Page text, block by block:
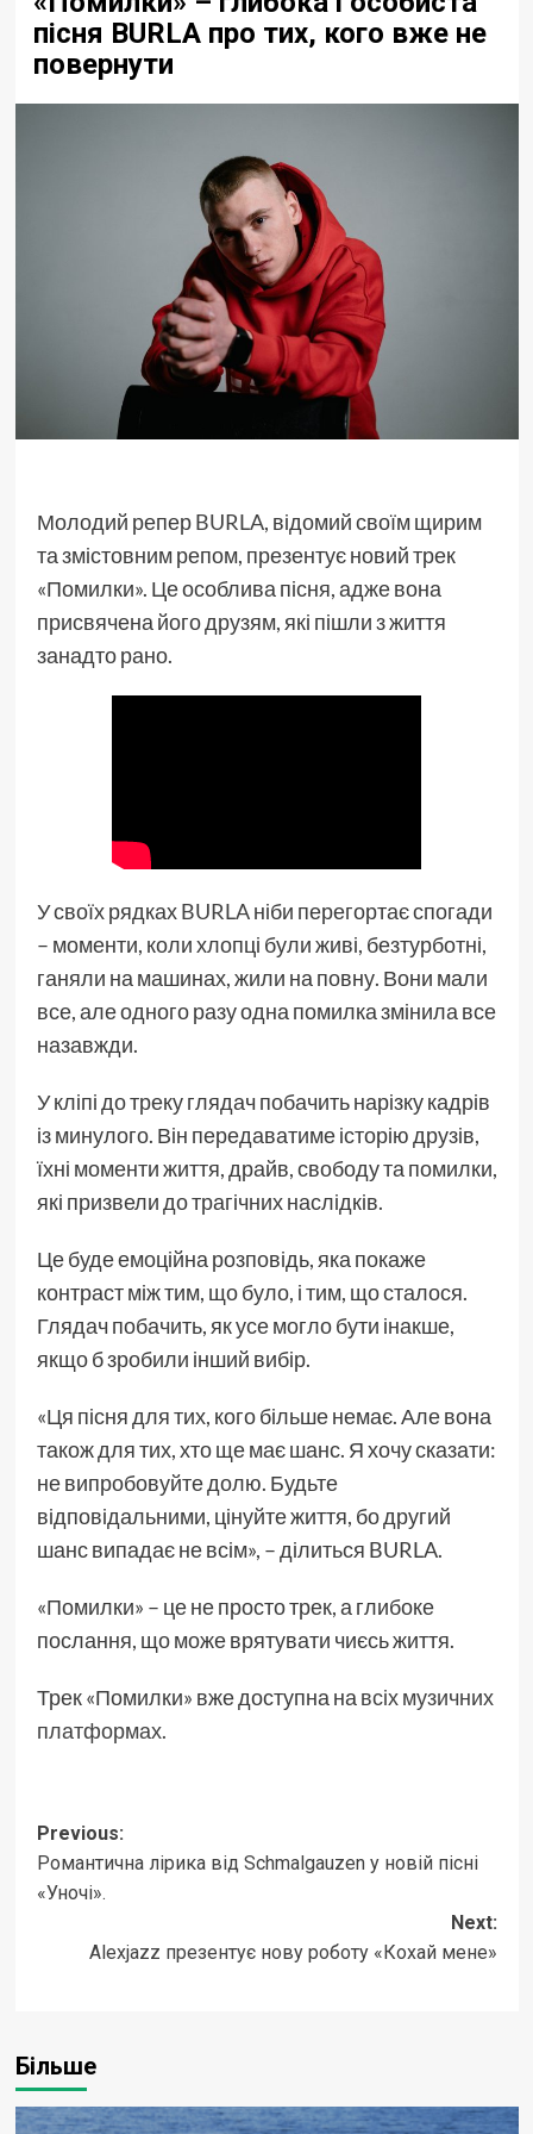
пісня BURLA про тих, кого вже не
повернути
Молодий реперBURLA, відомий своїм щирим
та змістовним репом, презентує новий трек
«Помилки». Це особлива пісня, адже вона
присвячена його друзям, які пішли з життя
занадто рано.
У своїх рядкахBURLAніби перегортає спогади
– моменти, коли хлопці були живі, безтурботні,
ганяли на машинах, жили на повну. Вони мали
все, але одного разу одна помилка змінила все
назавжди.
У кліпі до треку глядач побачить нарізку кадрів
із минулого. Він передаватиме історію друзів,
їхні моменти життя, драйв, свободу та помилки,
які призвели до трагічних наслідків.
Це буде емоційна розповідь, яка покаже
контраст між тим, що було, і тим, що сталося.
Глядач побачить, як усе могло бути інакше,
якщо б зробили інший вибір.
«Ця пісня для тих, кого більше немає. Але вона
також для тих, хто ще має шанс. Я хочу сказати:
не випробовуйте долю. Будьте
відповідальними, цінуйте життя, бо другий
шанс випадає не всім», – ділиться BURLA.
«Помилки» – це не просто трек, а глибоке
послання, що може врятувати чиєсь життя.
Трек «Помилки» вже доступна на всіх музичних
платформах.
Post
navigation
Previous:
Романтична лірика від Schmalgauzen у новій пісні
«Уночі».
Next:
Alexjazz презентує нову роботу «Кохай мене»
Більше